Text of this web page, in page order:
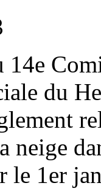
14e
du
neige
le 1er